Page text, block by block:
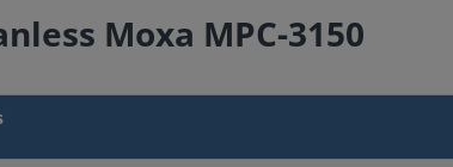
Moxa MPC-3150